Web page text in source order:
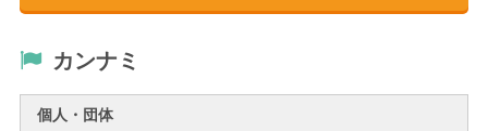
カンナミ
個人・団体